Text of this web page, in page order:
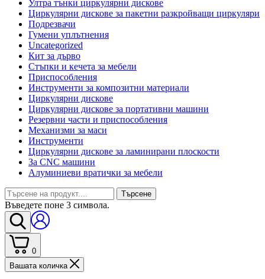
Ултра тънки циркулярни дискове
Циркулярни дискове за пакетни разкройващи циркуляри
Подрезвачи
Гумени уплътнения
Uncategorized
Кит за дърво
Стъпки и кечета за мебели
Приспособления
Инструменти за композитни материали
Циркулярни дискове
Циркулярни дискове за портативни машини
Резервни части и приспособления
Механизми за маси
Инструменти
Циркулярни дискове за ламинирани плоскости
За CNC машини
Алуминиеви вратички за мебели
Търсене
Въведете поне 3 символа.
0
Вашата количка